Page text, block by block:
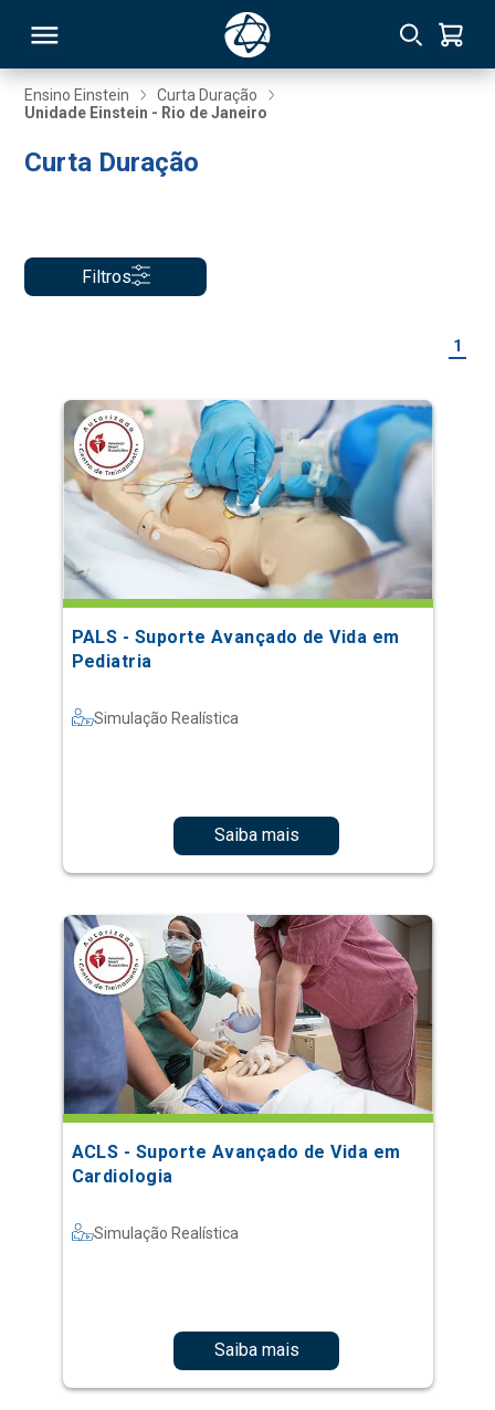
Ensino Einstein
Curta Duração
Unidade Einstein - Rio de Janeiro
Curta Duração
Filtros
1
PALS - Suporte Avançado de Vida em
Pediatria
Simulação Realística
Saiba mais
ACLS - Suporte Avançado de Vida em
Cardiologia
Simulação Realística
Saiba mais